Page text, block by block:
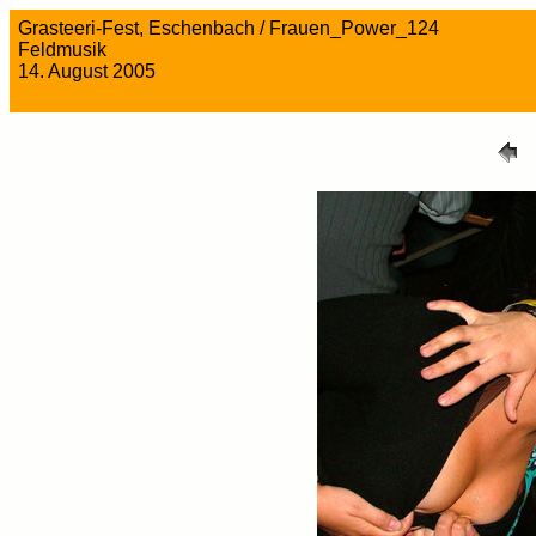
Grasteeri-Fest, Eschenbach / Frauen_Power_124
Feldmusik
14. August 2005